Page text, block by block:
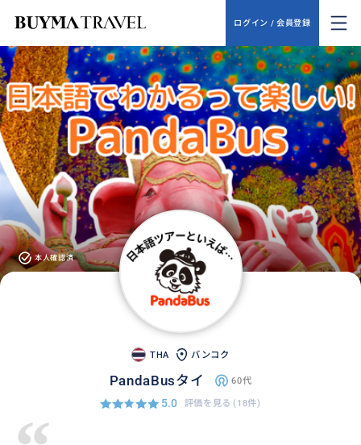
ログイン / 会員登録
本人確認済
THA バンコク
PandaBusタイ 60代
5.0 評価を見る (18件)